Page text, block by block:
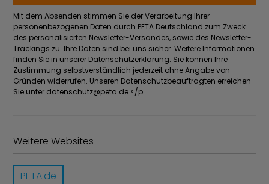
Mit dem Absenden stimmen Sie der Verarbeitung Ihrer
personenbezogenen Daten durch PETA Deutschland zum Zweck
des personalisierten Newsletter-Versandes, sowie des Newsletter-
Trackings zu. Ihre Daten sind bei uns sicher. Weitere Informationen
finden Sie in unserer Datenschutzerklärung. Sie können Ihre
Zustimmung selbstverständlich jederzeit ohne Angabe von
Gründen widerrufen. Unseren Datenschutzbeauftragten erreichen
Sie unter datenschutz@peta.de.</p
Weitere Websites
PETA.de